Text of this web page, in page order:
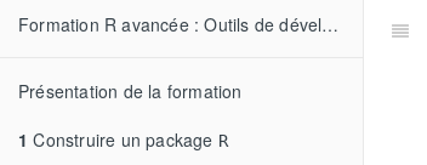
Formation R avancée : Outils de développement et de performance
Présentation de la formation
1 Construire un package R